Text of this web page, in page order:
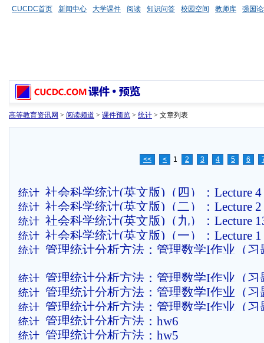
CUCDC首页 新闻中心 大学课件 阅读 知识问答 校园空间 教师库 强国
高等教育资讯网 > 阅读频道 > 课件预览 > 统计 > 文章列表
<< < 1 2 3 4 5 6
统计 社会科学统计(英文版)（四）：Lecture 4
Test (W)
统计 社会科学统计(英文版)（二）：Lecture 2
(W)
统计 社会科学统计(英文版)（九）：Lecture
Regression Using Stata (W)
统计 社会科学统计(英文版)（一）：Lecture
to SPSS (W)
统计 管理统计分析方法：管理数学I作业（习
统计 管理统计分析方法：管理数学I作业（习
统计 管理统计分析方法：管理数学I作业（习
统计 管理统计分析方法：管理数学I作业（习
统计 管理统计分析方法：hw6
统计 管理统计分析方法：hw5